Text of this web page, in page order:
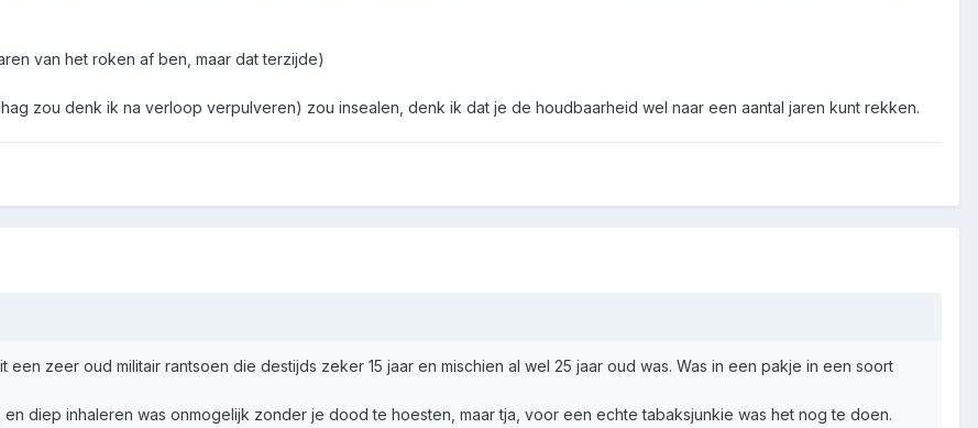
van het roken af ben, maar dat terzijde)
zou denk ik na verloop verpulveren) zou insealen, denk ik dat je de houdbaarheid wel naar een aantal jaren kunt rekken.
zeer oud militair rantsoen die destijds zeker 15 jaar en mischien al wel 25 jaar oud was. Was in een pakje in een soort
diep inhaleren was onmogelijk zonder je dood te hoesten, maar tja, voor een echte tabaksjunkie was het nog te doen.